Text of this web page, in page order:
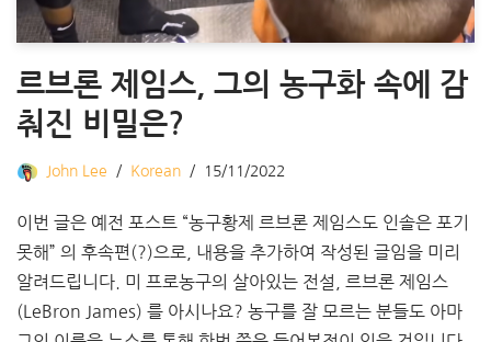
르브론 제임스, 그의 농구화 속에 감
춰진 비밀은?
John Lee Korean 15/11/2022
이번 글은 예전 포스트 “농구황제 르브론 제임스도 인솔은 포기
못해” 의 후속편(?)으로, 내용을 추가하여 작성된 글임을 미리
알려드립니다. 미 프로농구의 살아있는 전설, 르브론 제임스
(LeBron James) 를 아시나요? 농구를 잘 모르는 분들도 아마